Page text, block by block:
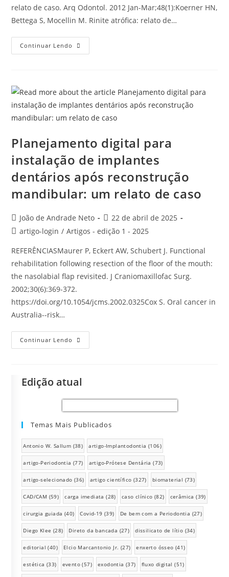
relato de caso. Arq Odontol. 2012 Jan-Mar;48(1):Koerner HN,
Bettega S, Mocellin M. Rinite atrófica: relato de…
Continuar Lendo
Planejamento digital para
instalação de implantes
dentários após reconstrução
mandibular: um relato de caso
João de Andrade Neto
22 de abril de 2025
artigo-login / Artigos - edição 1 - 2025
REFERÊNCIASMaurer P, Eckert AW, Schubert J. Functional
rehabilitation following resection of the floor of the mouth:
the nasolabial flap revisited. J Craniomaxillofac Surg.
2002;30(6):369-372.
https://doi.org/10.1054/jcms.2002.0325Cox S. Oral cancer in
Australia--risk…
Continuar Lendo
Edição atual
Temas Mais Publicados
Antonio W. Sallum (38) artigo-Implantodontia (106)
artigo-Periodontia (77) artigo-Prótese Dentária (73)
artigo-selecionado (36) artigo científico (327) biomaterial (73)
CAD/CAM (59) carga imediata (28) caso clínico (82) cerâmica (39)
cirurgia guiada (40) Covid-19 (39) De bem com a Periodontia (27)
Diego Klee (28) Direto da bancada (27) dissilicato de lítio (34)
editorial (40) Elcio Marcantonio Jr. (27) enxerto ósseo (41)
estética (33) evento (57) exodontia (37) fluxo digital (51)